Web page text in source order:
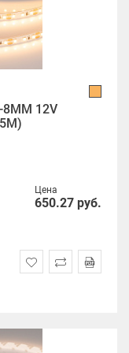
12V
Цена
650.27 руб.